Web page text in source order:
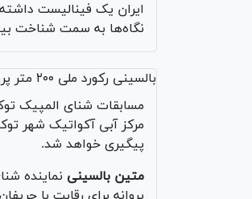
ایران یک فینالیست
نگاه‌ها به سمت شناخت
بالسینی رکورد ملی ۲۰۰ متر پروانه را شکست، اما صعود نکرد
پیگیری خواهد شد.
متین بالسینی